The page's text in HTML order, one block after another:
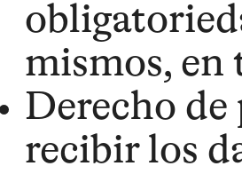
mismos, en
Derecho
recibir los